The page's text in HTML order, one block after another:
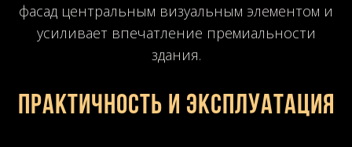
фасад центральным визуальным элементом и
усиливает впечатление премиальности
здания.
Практичность и эксплуатация